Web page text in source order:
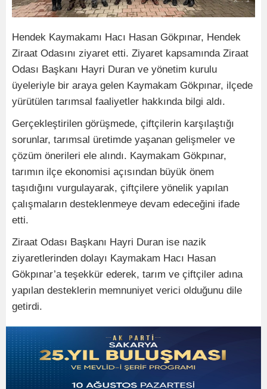
Hendek Kaymakamı Hacı Hasan Gökpınar, Hendek
Ziraat Odasını ziyaret etti. Ziyaret kapsamında Ziraat
Odası Başkanı Hayri Duran ve yönetim kurulu
üyeleriyle bir araya gelen Kaymakam Gökpınar, ilçede
yürütülen tarımsal faaliyetler hakkında bilgi aldı.
Gerçekleştirilen görüşmede, çiftçilerin karşılaştığı
sorunlar, tarımsal üretimde yaşanan gelişmeler ve
çözüm önerileri ele alındı. Kaymakam Gökpınar,
tarımın ilçe ekonomisi açısından büyük önem
taşıdığını vurgulayarak, çiftçilere yönelik yapılan
çalışmaların desteklenmeye devam edeceğini ifade
etti.
Ziraat Odası Başkanı Hayri Duran ise nazik
ziyaretlerinden dolayı Kaymakam Hacı Hasan
Gökpınar’a teşekkür ederek, tarım ve çiftçiler adına
yapılan desteklerin memnuniyet verici olduğunu dile
getirdi.